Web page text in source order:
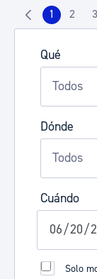
Qué
Dónde
Cuándo
Solo
Página
1 2 3